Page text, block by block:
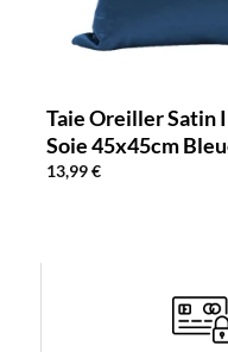
Taie Oreiller Satin
Soie 45x45cm
13,99€